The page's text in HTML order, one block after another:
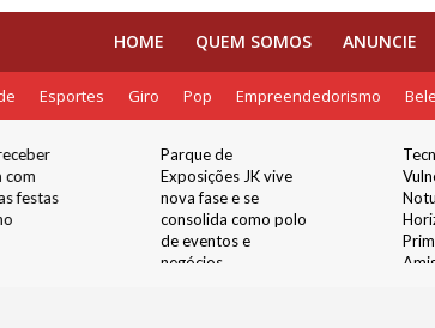
HOME QUEM SOMOS ANUNCIE
Esportes Giro Pop Empreendedorismo
com
festas
Parque de
Exposições JK vive
nova fase e se
consolida como polo
de eventos e
negócios